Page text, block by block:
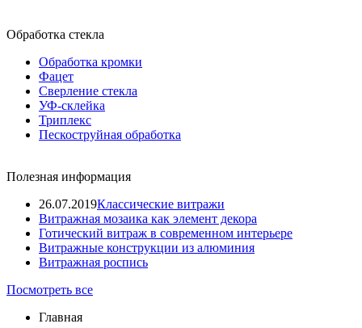
Обработка стекла
Обработка кромки
Фацет
Сверление стекла
УФ-склейка
Триплекс
Пескоструйная обработка
Полезная информация
26.07.2019Классические витражи
Витражная мозаика как элемент декора
Готический витраж в современном интерьере
Витражные конструкции из алюминия
Витражная роспись
Посмотреть все
Главная